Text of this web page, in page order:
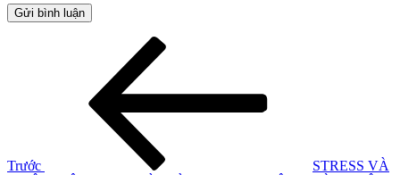
Trước
STRESS VÀ